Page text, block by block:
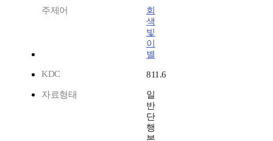
주제어
회
색
빛
이
별
KDC
811.6
자료형태
일
반
단
행
본